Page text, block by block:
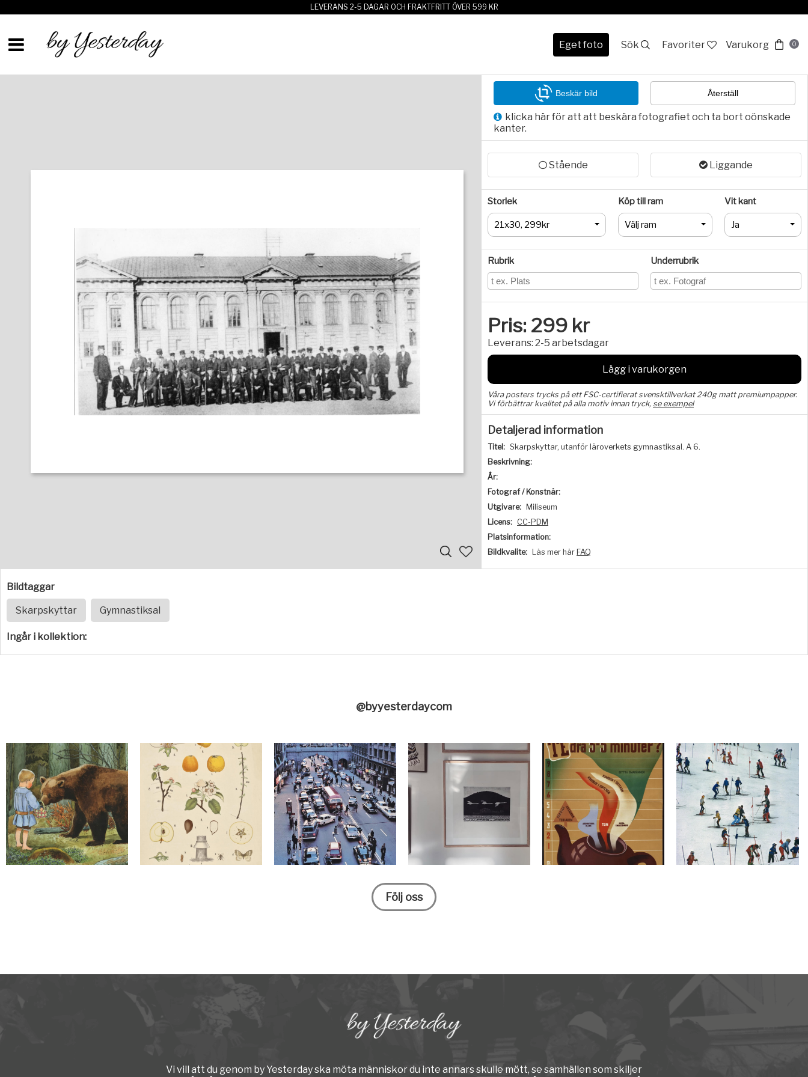
LEVERANS 2-5 DAGAR OCH FRAKTFRITT ÖVER 599 KR
Eget foto Sök Favoriter Varukorg 0
Beskär bild Återställ
klicka här för att att beskära fotografiet och ta bort oönskade
kanter.
Stående Liggande
Storlek
21x30, 299kr
Köp till ram
Välj ram
Vit kant
Ja
Rubrik Underrubrik
Pris: 299 kr
Leverans: 2-5 arbetsdagar
Lägg i varukorgen
Våra posters trycks på ett FSC-certifierat svensktillverkat 240g matt premiumpapper.
Vi förbättrar kvalitet på alla motiv innan tryck, se exempel
Detaljerad information
Titel: Skarpskyttar, utanför läroverkets gymnastiksal. A 6.
Beskrivning:
År:
Fotograf / Konstnär:
Utgivare:
Miliseum
Licens: CC-PDM
Platsinformation:
Bildkvalite:
Läs mer här FAQ
Bildtaggar
Skarpskyttar Gymnastiksal
Ingår i kollektion:
@byyesterdaycom
Följ oss
Vi vill att du genom by Yesterday ska möta människor du inte annars skulle mött, se samhällen som skiljer